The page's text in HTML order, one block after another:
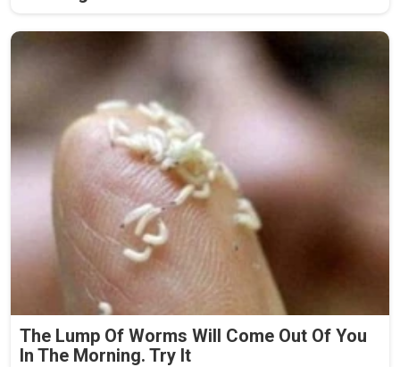
The Lump Of Worms Will Come Out Of You
In The Morning. Try It